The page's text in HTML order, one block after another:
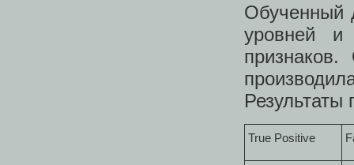
Обученный
уровней
признаков.
True Positive